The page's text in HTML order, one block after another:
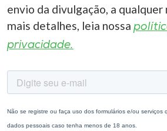
envio da divulgação, a
mais detalhes, leia nossa
privacidade.